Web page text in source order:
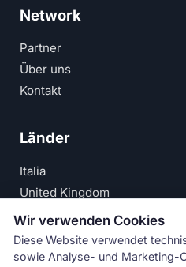
Network
Partner
Über uns
Kontakt
Länder
Italia
United Kingdom
Deutschland
España
Wir verwenden Cookies
Diese Website verwendet
sowie Analyse- und Marketing-